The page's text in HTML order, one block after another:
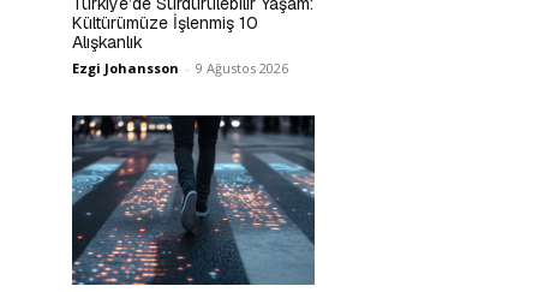
Kültürümüze İşlenmiş 10
Alışkanlık
Ezgi Johansson - 9 Ağustos 2026